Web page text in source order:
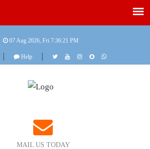
07 Aug 2026, Fri 7:36:21 PM
| Help |
MAIL US TODAY